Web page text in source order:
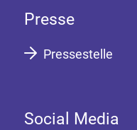
Presse
Pressestelle
Social Media